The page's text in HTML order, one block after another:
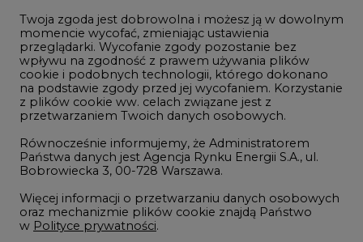
Atom
Fotowoltaika
Offshore wind
Zielone samorządy
Zielona gospodarka
Twoja zgoda jest dobrowolna i możesz ją w dowolnym
momencie wycofać, zmieniając ustawienia
przeglądarki. Wycofanie zgody pozostanie bez
wpływu na zgodność z prawem używania plików
cookie i podobnych technologii, którego dokonano
na podstawie zgody przed jej wycofaniem. Korzystanie
z plików cookie ww. celach związane jest z
przetwarzaniem Twoich danych osobowych.
Równocześnie informujemy, że Administratorem
Państwa danych jest Agencja Rynku Energii S.A., ul.
Bobrowiecka 3, 00-728 Warszawa.
Więcej informacji o przetwarzaniu danych osobowych
oraz mechanizmie plików cookie znajdą Państwo
w Polityce prywatności.